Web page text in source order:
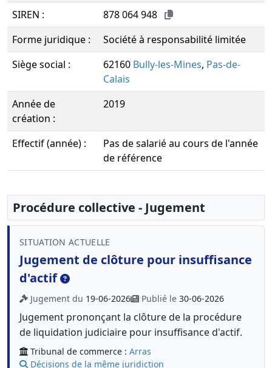
SIREN :
878 064 948
Forme juridique :
Société à responsabilité limitée
Siège social :
62160 Bully-les-Mines, Pas-de-
Calais
Année de
création :
2019
Effectif (année) :
Pas de salarié au cours de l'année
de référence
Procédure collective - Jugement
SITUATION ACTUELLE
Jugement de clôture pour insuffisance
d'actif
Jugement du 19-06-2026 Publié le 30-06-2026
Jugement prononçant la clôture de la procédure
de liquidation judiciaire pour insuffisance d'actif.
Tribunal de commerce : Arras
Décisions de la même juridiction